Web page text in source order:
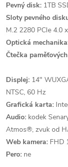
Pevný disk: 1TB
Sloty pevného
M.2 2280 PCIe 4.0
Optická
Čtečka
Displej: 14"
NTSC, 60 Hz
Grafická karta:
Audio: kodek
Atmos®, zvuk od
Web kamera: FHD
Pero: ne